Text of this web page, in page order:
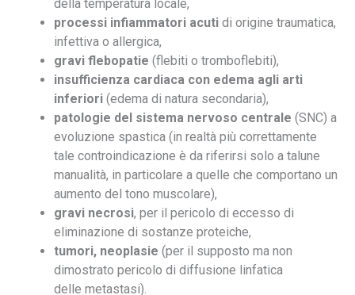
della temperatura locale,
processi infiammatori acuti di origine traumatica,
infettiva o allergica,
gravi flebopatie (flebiti o tromboflebiti),
insufficienza cardiaca con edema agli arti
inferiori (edema di natura secondaria),
patologie del sistema nervoso centrale (SNC) a
evoluzione spastica (in realtà più correttamente
tale controindicazione è da riferirsi solo a talune
manualità, in particolare a quelle che comportano un
aumento del tono muscolare),
gravi necrosi, per il pericolo di eccesso di
eliminazione di sostanze proteiche,
tumori, neoplasie (per il supposto ma non
dimostrato pericolo di diffusione linfatica
delle metastasi).